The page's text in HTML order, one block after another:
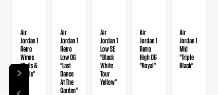
Air
Jordan 1
Retro
Wmns
"Nails &
Grails"
Air
Jordan 1
Retro
Low OG
"Last
Dance
At The
Garden"
Air
Jordan 1
Low SE
"Black
White
Tour
Yellow"
Air
Jordan 1
Retro
High OG
"Royal"
Air
Jordan 1
Mid
"Triple
Black"